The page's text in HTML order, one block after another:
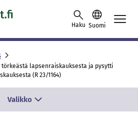
Haku Suomi
törkeästä lapsenraiskauksesta ja pysytti
(R 23/1164)
Valikko